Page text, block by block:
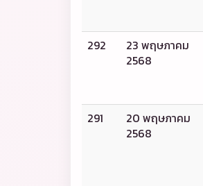
292
23 พฤษภาคม
2568
291
20 พฤษภาคม
2568